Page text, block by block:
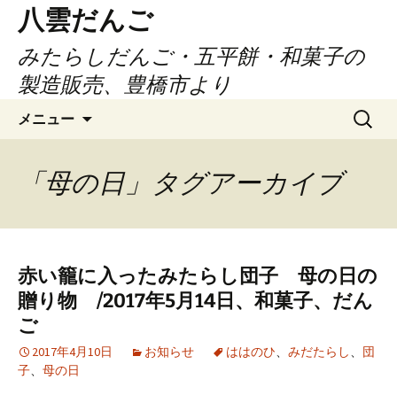
ツ
ス
八雲だんご
みたらしだんご・五平餅・和菓子の
製造販売、豊橋市より
メニュー
検
索:
「母の日」タグアーカイブ
赤い籠に入ったみたらし団子 母の日の
贈り物 /2017年5月14日、和菓子、だん
ご
2017年4月10日 お知らせ ははのひ、 みだたらし、 団
子、 母の日